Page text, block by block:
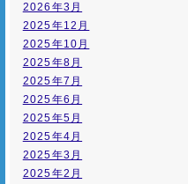
2026年3月
2025年12月
2025年10月
2025年8月
2025年7月
2025年6月
2025年5月
2025年4月
2025年3月
2025年2月